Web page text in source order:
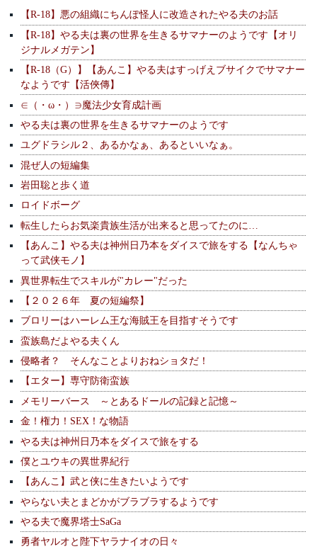
【R-18】悪の組織にちんぽ怪人に改造されたやる夫のお話
【R-18】やる夫は裏の世界を生きるサマナーのようです【オリ
ジナルメガテン】
【R-18（G）】【あんこ】やる夫はすっげえブサイクでサマナー
なようです【活俠傳】
∈（・ω・）∋魔法少女育成計画
やる夫は裏の世界を生きるサマナーのようです
ユグドラシル２、あるかなぁ、あるといいなぁ。
混ぜ人の短編集
岩田聡と歩く道
ロイドボーグ
転生したらお気楽貴族生活が出来ると思ってたのに…
【あんこ】やる夫は神州日乃本をダイスで旅をする【なんちゃ
って武侠モノ】
異世界転生でスキルが"カレー"だった
【２０２６年 夏の短編祭】
ブロリーはハーレム王な海賊王を目指すそうです
蛮族島だよやる夫くん
侵略者？ そんなことよりおねショタだ！
【エター】専守防衛蛮族
メモリーバース ～とあるドールの記録と記憶～
金！権力！SEX！な物語
やる夫は神州日乃本をダイスで旅をする
僕とユウキの異世界紀行
【あんこ】武と侠に生きたいようです
やらない夫とまどかがブラブラするようです
やる夫で魔界塔士SaGa
勇者ヤルオと陛下ヤラナイオの日々